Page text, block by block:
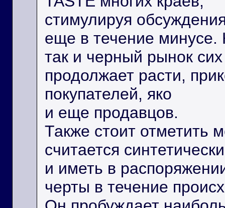
стимулируя
еще в течение минусе.
так и черный рынок
продолжает расти,
покупателей, яко
и еще продавцов.
Также стоит отметить
считается
и иметь в
черты в течение